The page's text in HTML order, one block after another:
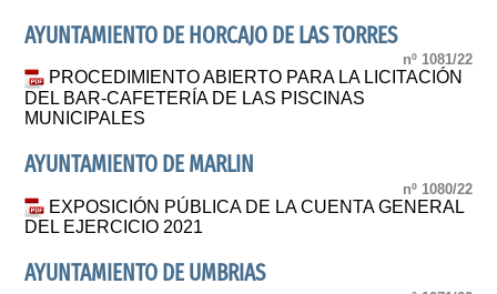
AYUNTAMIENTO DE HORCAJO DE LAS TORRES
nº 1081/22
PROCEDIMIENTO ABIERTO PARA LA LICITACIÓN
DEL BAR-CAFETERÍA DE LAS PISCINAS
MUNICIPALES
AYUNTAMIENTO DE MARLIN
nº 1080/22
EXPOSICIÓN PÚBLICA DE LA CUENTA GENERAL
DEL EJERCICIO 2021
AYUNTAMIENTO DE UMBRIAS